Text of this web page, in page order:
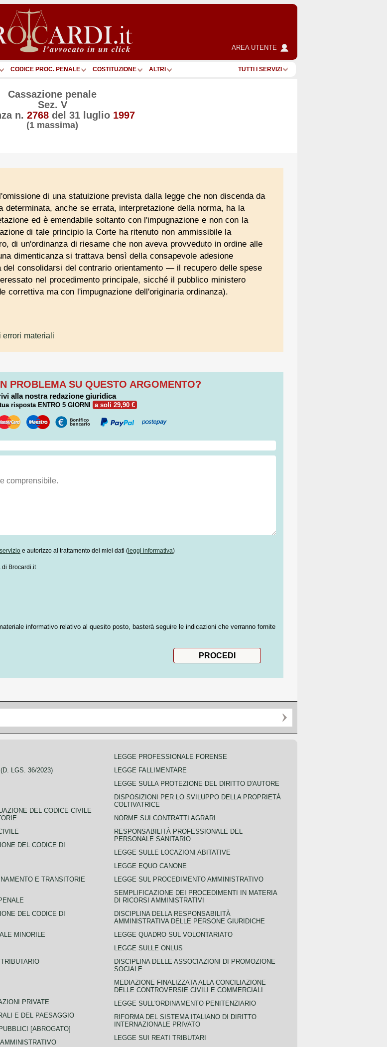
AREA UTENTE
CODICE PROC. PENALE COSTITUZIONE ALTRI TUTTI I SERVIZI
Cassazione penale
Sez. V
n. 2768 del 31 luglio 1997
(1 massima)
di una statuizione prevista dalla legge che non discenda da
determinata, anche se errata, interpretazione della norma, ha la
ed è emendabile soltanto con l'impugnazione e non con la
di tale principio la Corte ha ritenuto non ammissibile la
di un'ordinanza di riesame che non aveva provveduto in ordine alle
dimenticanza si trattava bensì della consapevole adesione
consolidarsi del contrario orientamento — il recupero delle spese
nel procedimento principale, sicché il pubblico ministero
correttiva ma con l'impugnazione dell'originaria ordinanza).
materiali
PROBLEMA SU QUESTO ARGOMENTO?
alla nostra redazione giuridica
risposta ENTRO 5 GIORNI a soli 29,90 €
e autorizzo al trattamento dei miei dati ( leggi informativa)
di Brocardi.it
informativo relativo al quesito posto, basterà seguire le indicazioni che verranno fornite
LGS. 36/2023)
DEL CODICE CIVILE
DEL CODICE DI
E TRANSITORIE
DEL CODICE DI
MINORILE
PRIVATE
E DEL PAESAGGIO
[ABROGATO]
LEGGE PROFESSIONALE FORENSE
LEGGE FALLIMENTARE
LEGGE SULLA PROTEZIONE DEL DIRITTO D'AUTORE
DISPOSIZIONI PER LO SVILUPPO DELLA PROPRIETÀ
COLTIVATRICE
NORME SUI CONTRATTI AGRARI
RESPONSABILITÀ PROFESSIONALE DEL
PERSONALE SANITARIO
LEGGE SULLE LOCAZIONI ABITATIVE
LEGGE EQUO CANONE
LEGGE SUL PROCEDIMENTO AMMINISTRATIVO
SEMPLIFICAZIONE DEI PROCEDIMENTI IN MATERIA
DI RICORSI AMMINISTRATIVI
DISCIPLINA DELLA RESPONSABILITÀ
AMMINISTRATIVA DELLE PERSONE GIURIDICHE
LEGGE QUADRO SUL VOLONTARIATO
LEGGE SULLE ONLUS
DISCIPLINA DELLE ASSOCIAZIONI DI PROMOZIONE
SOCIALE
MEDIAZIONE FINALIZZATA ALLA CONCILIAZIONE
DELLE CONTROVERSIE CIVILI E COMMERCIALI
LEGGE SULL'ORDINAMENTO PENITENZIARIO
RIFORMA DEL SISTEMA ITALIANO DI DIRITTO
INTERNAZIONALE PRIVATO
LEGGE SUI REATI TRIBUTARI